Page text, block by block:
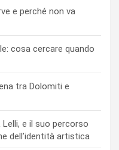
e perché non va
cosa cercare quando
tra Dolomiti e
Lelli, e il suo percorso
dell’identità artistica